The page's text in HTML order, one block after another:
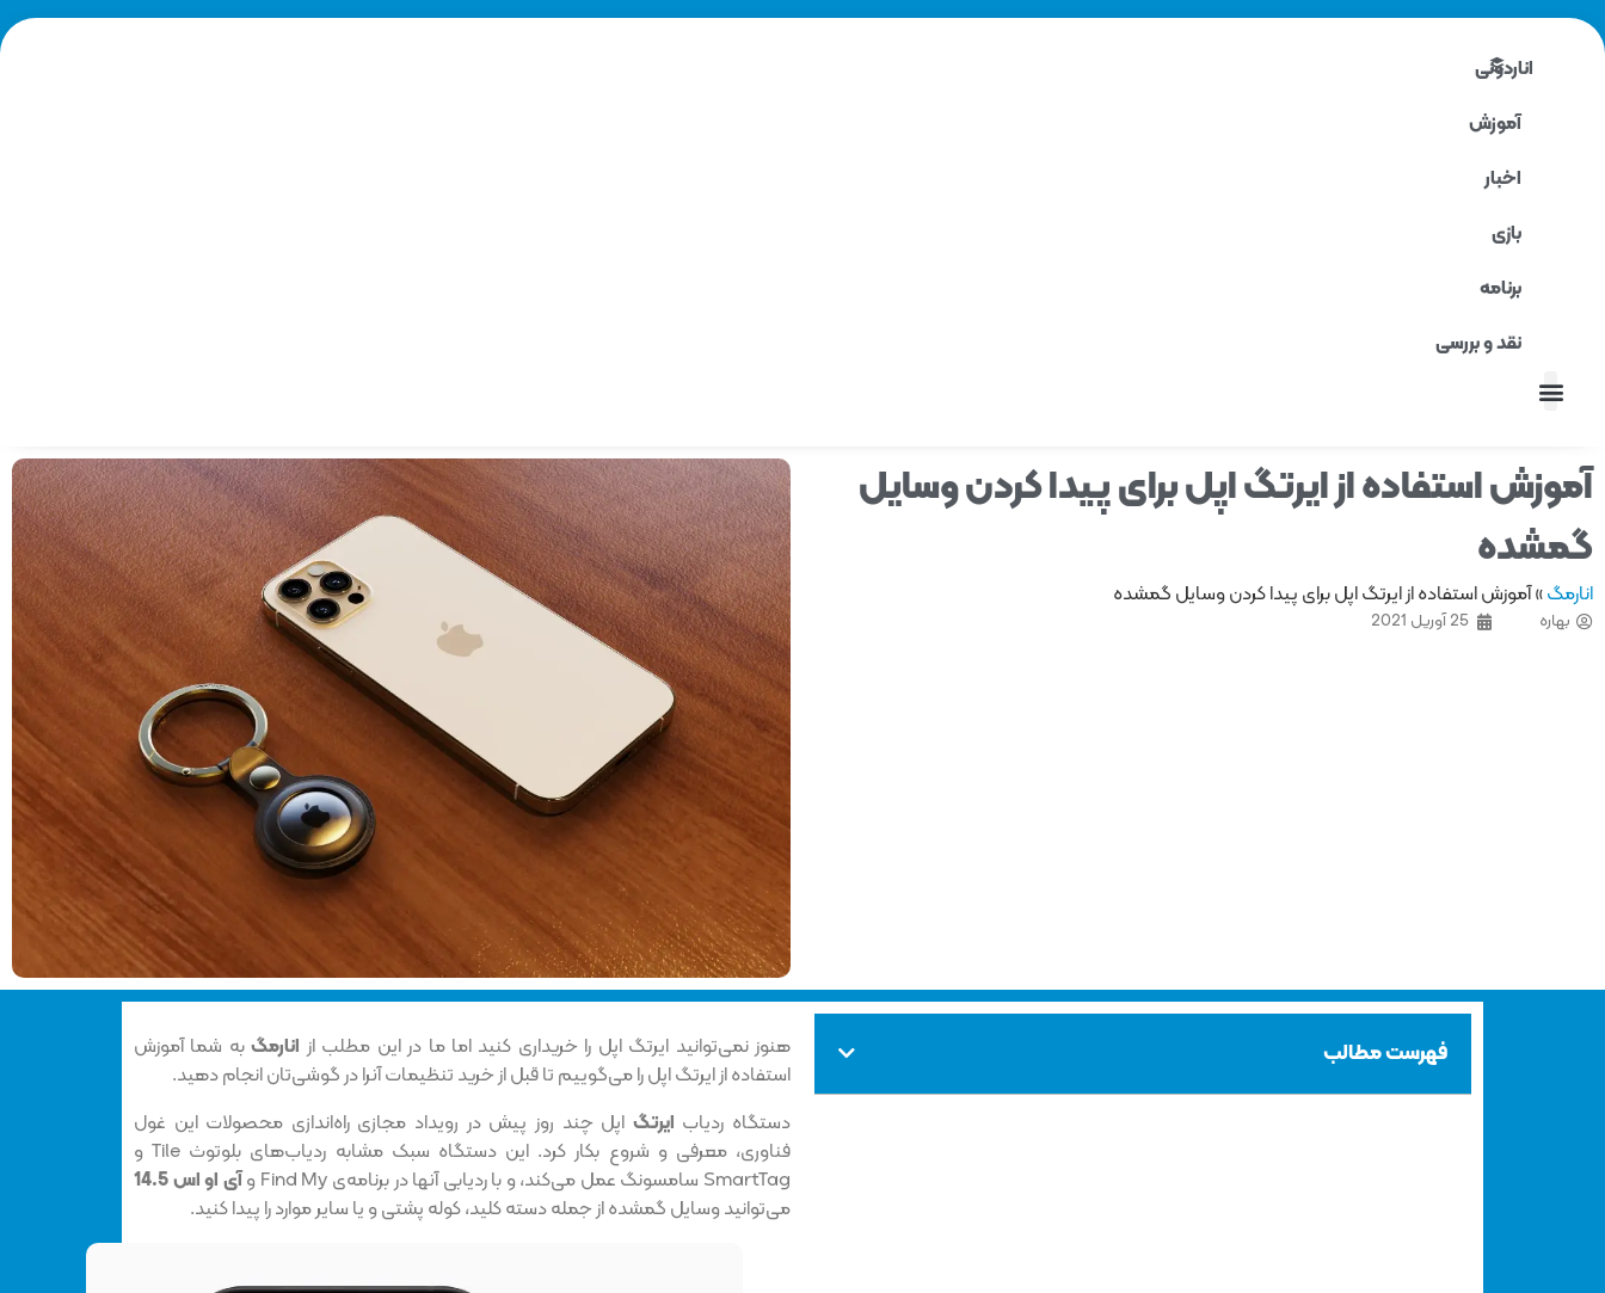
اناردونی
آموزش
اخبار
بازی
برنامه
نقد و بررسی
آموزش استفاده از ایرتگ اپل برای پیدا کردن وسایل
گمشده
انارمگ»آموزش استفاده از ایرتگ اپل برای پیدا کردن وسایل گمشده
بهاره 25 آوریل 2021
فهرست مطالب هنوز نمی‌توانید ایرتگ اپل را خریداری کنید اما ما در این مطلب از انارمگبه شما آموزش
استفاده از ایرتگ اپل را می‌گوییم تا قبل از خرید تنظیمات آنرا در گوشی‌تان انجام دهید.
دستگاه ردیاب ایرتگ اپل چند روز پیش در رویداد مجازی راه‌‌اندازی محصولات این غول
فناوری، معرفی و شروع بکار کرد. این دستگاه سبک مشابه ردیاب‌های بلوتوث Tile و
SmartTag سامسونگ عمل می‌کند، و با ردیابی آنها در برنامه‌ی Find My و
آی او اس 14.5
می‌توانید وسایل گمشده از جمله دسته کلید، کوله پشتی و یا سایر موارد را پیدا کنید.